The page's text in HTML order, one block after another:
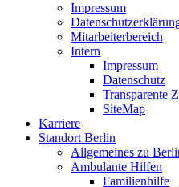
Impressum
Mitarbeiterbereich
Intern
Impressum
Datenschutz
Transparente
SiteMap
Karriere
Standort Berlin
Allgemeines zu
Ambulante Hilfen
Familienhilfe